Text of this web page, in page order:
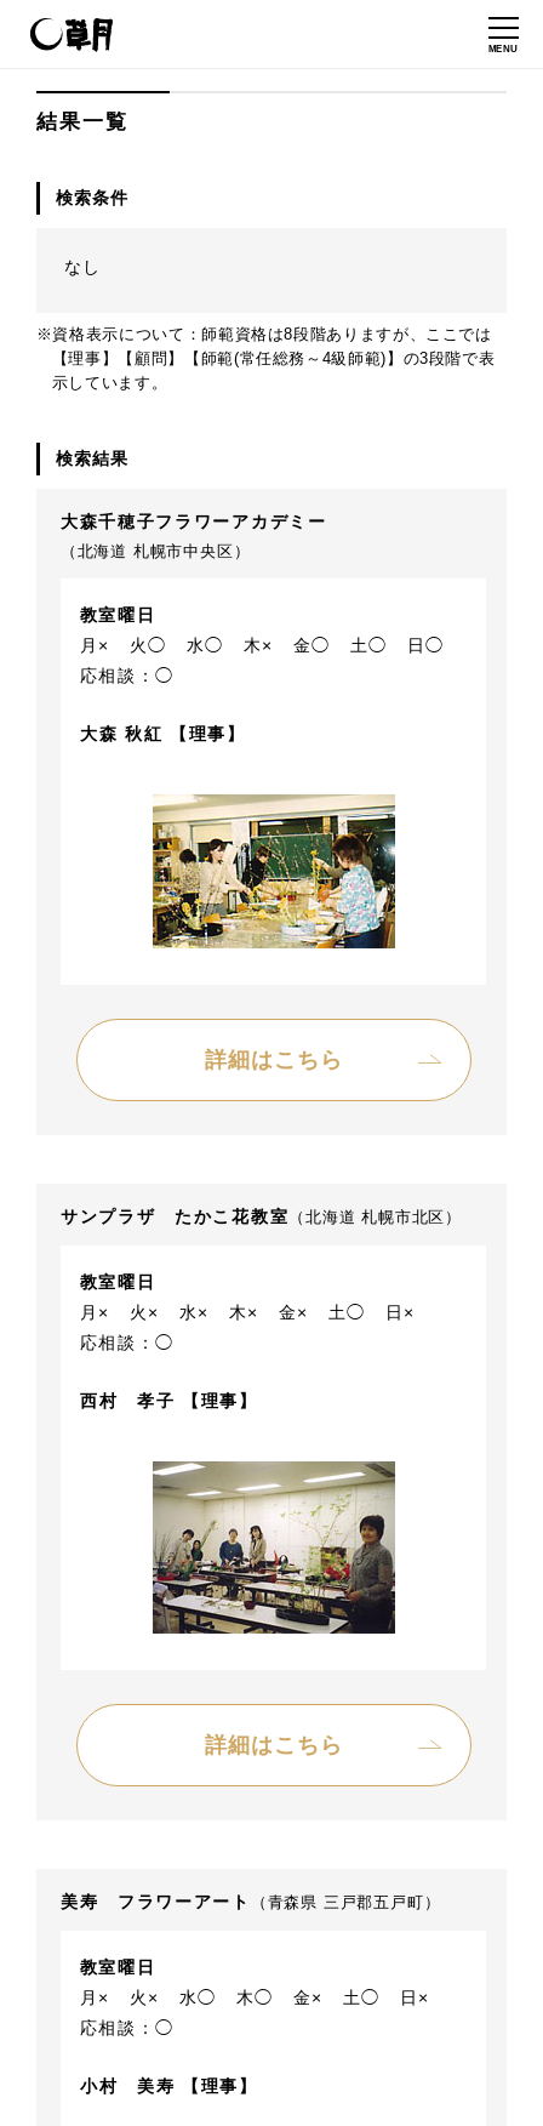
MENU
結果一覧
検索条件
なし
※資格表示について：師範資格は8段階ありますが、ここでは
【理事】【顧問】【師範(常任総務～4級師範)】の3段階で表
示しています。
検索結果
大森千穂子フラワーアカデミー
（北海道 札幌市中央区）
教室曜日
月×
火◯ 水◯ 木× 金◯ 土◯
日◯
応相談：◯
大森 秋紅 【理事】
詳細はこちら
サンプラザ たかこ花教室 （北海道 札幌市北区）
教室曜日
月×
火× 水× 木× 金× 土◯
日×
応相談：◯
西村 孝子 【理事】
詳細はこちら
美寿 フラワーアート （青森県 三戸郡五戸町）
教室曜日
月×
火× 水◯ 木◯ 金× 土◯
日×
応相談：◯
小村 美寿 【理事】